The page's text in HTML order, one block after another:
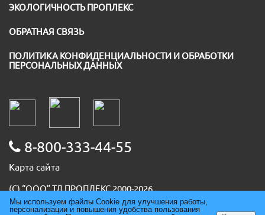
ЭКОЛОГИЧНОСТЬ ПРОПЛЕКС
ОБРАТНАЯ СВЯЗЬ
ПОЛИТИКА КОНФИДЕНЦИАЛЬНОСТИ И ОБРАБОТКИ
ПЕРСОНАЛЬНЫХ ДАННЫХ
8-800-333-44-55
Карта сайта
(С) “ООО” ТД ПРОПЛЕКС 2000-2026
ИНН 5036091667
Мы используем файлы Cookie для улучшения работы,
персонализации и повышения удобства пользования